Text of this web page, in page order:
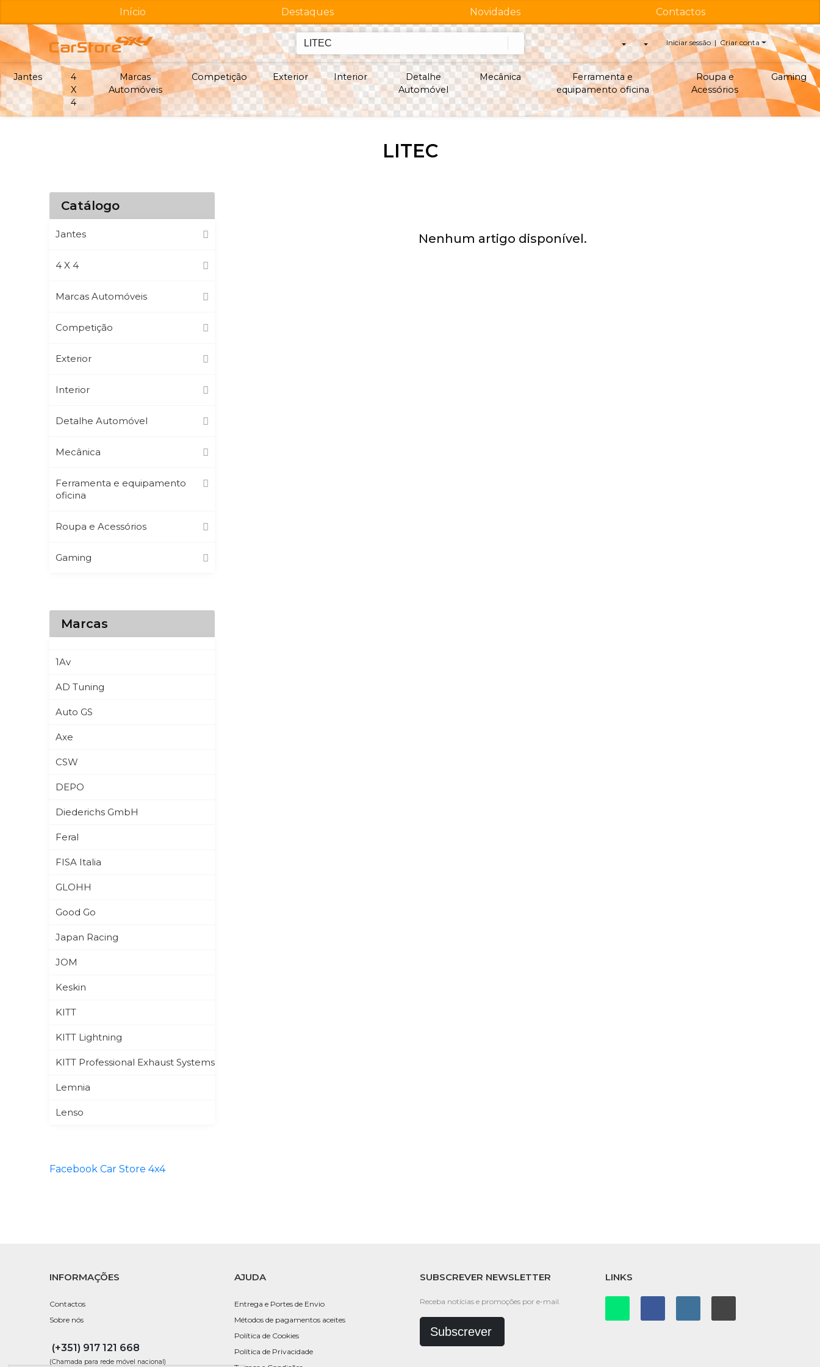
Início Destaques Novidades Contactos
Iniciar sessão | Criar conta
Jantes
4
X
4
Marcas
Automóveis
Competição Exterior Interior
Detalhe
Automóvel
Mecânica
Ferramenta e
equipamento oficina
Roupa e
Acessórios
Gaming
LITEC
Nenhum artigo disponível.
Catálogo
Jantes
4 X 4
Marcas Automóveis
Competição
Exterior
Interior
Detalhe Automóvel
Mecânica
Ferramenta e equipamento
oficina
Roupa e Acessórios
Gaming
Marcas
1Av
AD Tuning
Auto GS
Axe
CSW
DEPO
Diederichs GmbH
Feral
FISA Italia
GLOHH
Good Go
Japan Racing
JOM
Keskin
KITT
KITT Lightning
KITT Professional Exhaust Systems
Lemnia
Lenso
Longse
Ulter Sport
Facebook Car Store 4x4
INFORMAÇÕES
Contactos
Sobre nós
(+351) 917 121 668
(Chamada para rede móvel nacional)
AJUDA
Entrega e Portes de Envio
Métodos de pagamentos aceites
Política de Cookies
Política de Privacidade
SUBSCREVER NEWSLETTER
Receba notícias e promoções por e-mail.
Subscrever
LINKS